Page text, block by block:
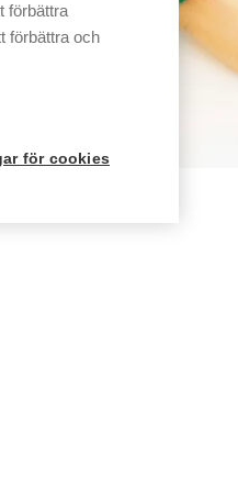
förbättra
förbättra och
för cookies